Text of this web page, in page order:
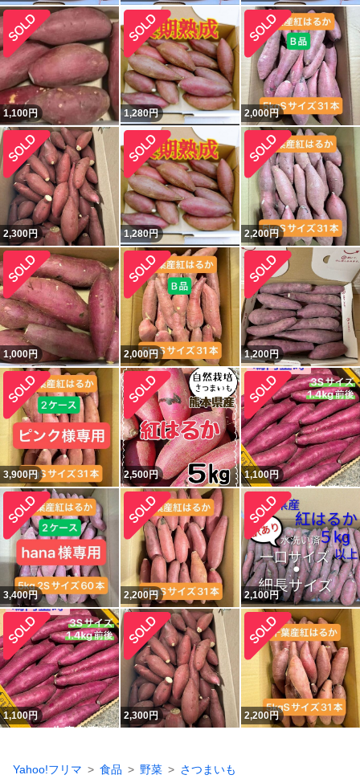
1,100円 1,280円 2,000円
2,300円 1,280円 2,200円
1,000円 2,000円 1,200円
3,900円 2,500円 1,100円
3,400円 2,200円 2,100円
1,100円 2,300円 2,200円
Yahoo!フリマ 食品 野菜 さつまいも